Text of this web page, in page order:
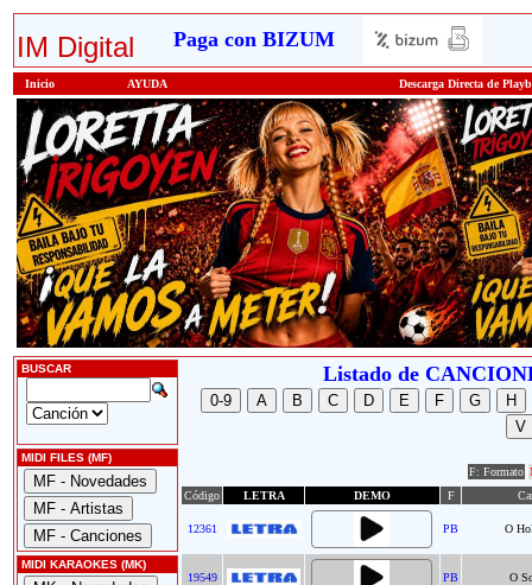
IM Digital Paga con BIZUM
Inicio AYUDA Descarga Directa de
BUSCAR
MIDI FILES (MF)
MIDI KARAOKES (MK)
Listado de
F: Formato
Código
LETRA DEMO F
12361 PB O
19549 PB O